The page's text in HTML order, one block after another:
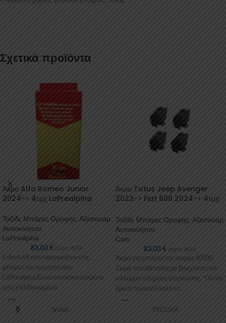
Σχετικά προϊόντα
Άκρα Alfa Romeo Junior
2024-> 4τμχ LaPrealpina
Ταξίδι Μπάρες Οροφής Αξεσουάρ
Αυτοκινήτου
LaPrealpina
83,03€ συμπ. ΦΠΑ
Ειδικά kit που εφαρμόζουν στις
μπάρες του εργοστασίου
LaPrealpina.Είναι κατασκευασμένα
από γαλβανισμένo
μέταλλο.Παρέχονται με
πλαστικοποίηση ή με επιπλέον
Άκρα Totus Jeep Avenger
2023-> Fiat 600 2024-> 4τμχ
Ταξίδι, Μπάρες Οροφής, Αξεσουάρ
Αυτοκινήτου
Cam
83,03€ συμπ. ΦΠΑ
Άκρα για μπάρες της σειράς 40000.
Σειρά τοποθέτησης με βραχίονες και
κάλυμμα πλήρους στερέωσης. *Για να
βρείτε το κατάλληλο κιτ
Velm PICOYA